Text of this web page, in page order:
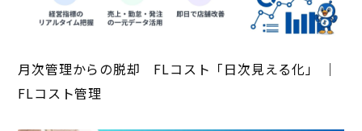
月次管理からの脱却 FLコスト「日次見える化」 ｜
FLコスト管理